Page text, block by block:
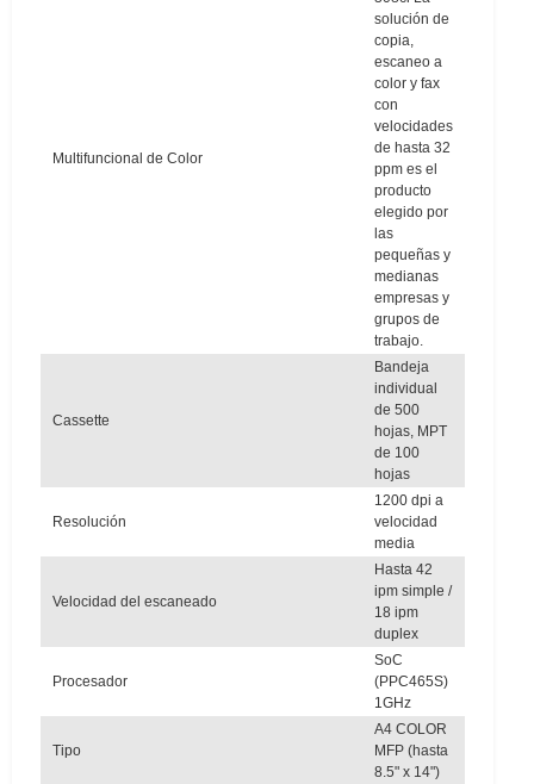
Multifuncional de Color
solución de
copia,
escaneo a
color y fax
con
velocidades
de hasta 32
ppm es el
producto
elegido por
las
pequeñas y
medianas
empresas y
grupos de
trabajo.
Cassette
Bandeja
individual
de 500
hojas, MPT
de 100
hojas
Resolución
1200 dpi a
velocidad
media
Velocidad del escaneado
Hasta 42
ipm simple /
18 ipm
duplex
Procesador
SoC
(PPC465S)
1GHz
Tipo
A4 COLOR
MFP (hasta
8.5" x 14")